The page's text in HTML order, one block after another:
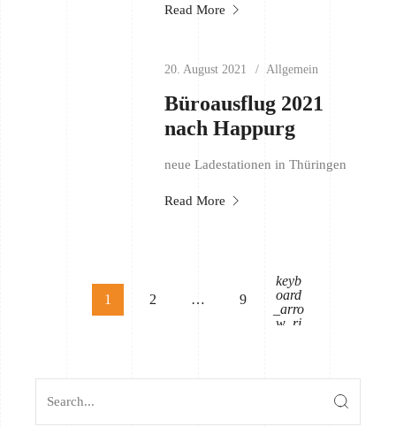
Read More
20. August 2021 Allgemein
Büroausflug 2021
nach Happurg
neue Ladestationen in Thüringen
Read More
1 2 … 9
keyb
oard
_arro
w_ri